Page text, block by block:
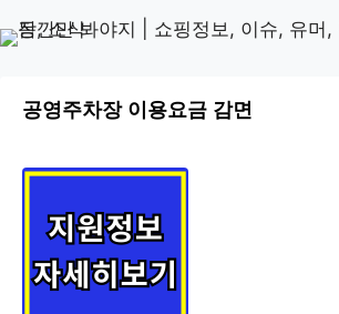
to
공영주차장 이용요금 감면